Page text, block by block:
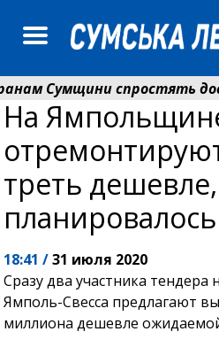
Сумщини спростять
програму
На
треть
планировалось
18:41 /31 июля 2020
Сразу два участника тендера
Ямполь-Свесса предлагают
миллиона дешевле